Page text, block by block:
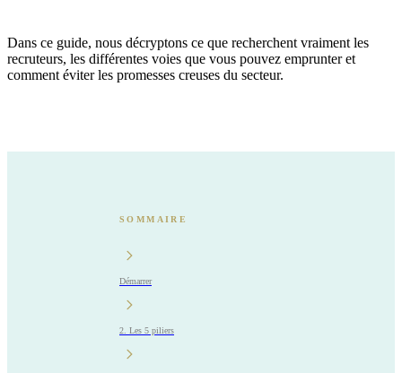
Dans ce guide, nous décryptons ce que recherchent vraiment les
recruteurs, les différentes voies que vous pouvez emprunter et
comment éviter les promesses creuses du secteur.
SOMMAIRE
Démarrer
2. Les 5 piliers